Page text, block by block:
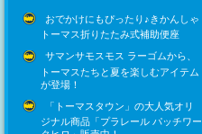
おでかけにもぴったり♪きかんしゃ
トーマス折りたたみ式補助便座
サマンサモスモス ラーゴムから、
トーマスたちと夏を楽しむアイテム
が登場！
「トーマスタウン」の大人気オリ
ジナル商品「プラレール パッチワー